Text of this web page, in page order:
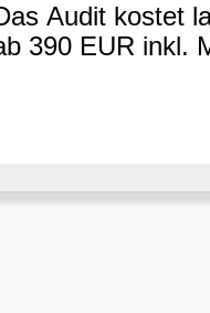
Audit kostet
390 EUR inkl.